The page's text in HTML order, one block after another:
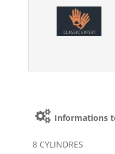
Informations
8 CYLINDRES